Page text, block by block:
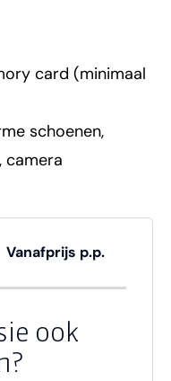
card (minimaal
schoenen,
camera
Vanafprijs p.p.
ook